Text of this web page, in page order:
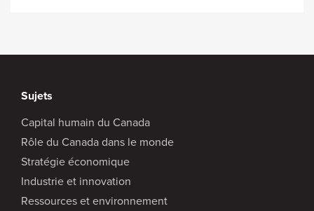
Sujets
Capital humain du Canada
Rôle du Canada dans le monde
Stratégie économique
Industrie et innovation
Ressources et environnement